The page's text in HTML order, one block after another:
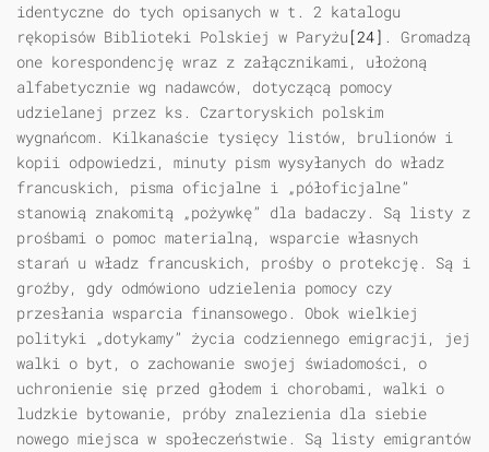
identyczne do tych opisanych w t. 2 katalogu
rękopisów Biblioteki Polskiej w Paryżu [24] . Gromadzą
one korespondencję wraz z załącznikami, ułożoną
alfabetycznie wg nadawców, dotyczącą pomocy
udzielanej przez ks. Czartoryskich polskim
wygnańcom. Kilkanaście tysięcy listów, brulionów i
kopii odpowiedzi, minuty pism wysyłanych do władz
francuskich, pisma oficjalne i „półoficjalne”
stanowią znakomitą „pożywkę” dla badaczy. Są listy z
prośbami o pomoc materialną, wsparcie własnych
starań u władz francuskich, prośby o protekcję. Są i
groźby, gdy odmówiono udzielenia pomocy czy
przesłania wsparcia finansowego. Obok wielkiej
polityki „dotykamy” życia codziennego emigracji, jej
walki o byt, o zachowanie swojej świadomości, o
uchronienie się przed głodem i chorobami, walki o
ludzkie bytowanie, próby znalezienia dla siebie
nowego miejsca w społeczeństwie. Są listy emigrantów